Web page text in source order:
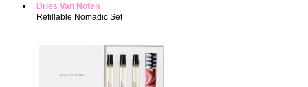
Dries Van Noten
Refillable Nomadic Set